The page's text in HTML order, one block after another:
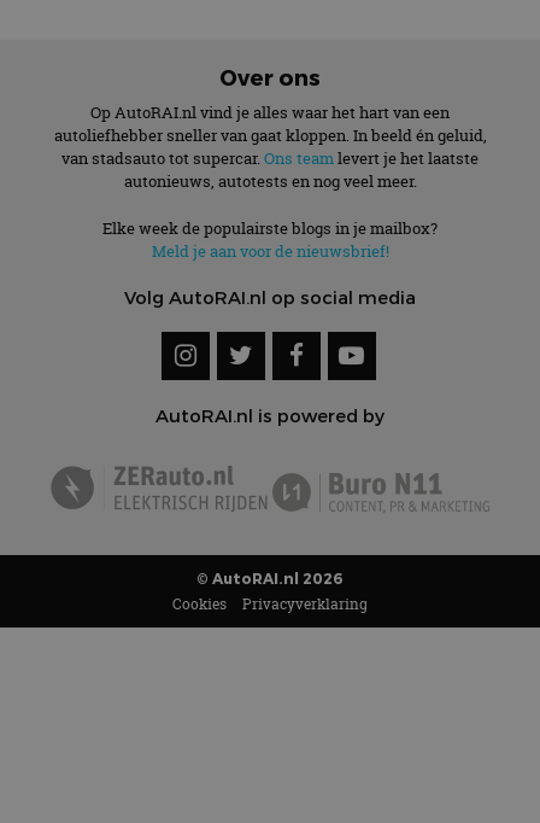
Over ons
Op AutoRAI.nl vind je alles waar het hart van een
autoliefhebber sneller van gaat kloppen. In beeld én geluid,
van stadsauto tot supercar. Ons teamlevert je het laatste
autonieuws, autotests en nog veel meer.
Elke week de populairste blogs in je mailbox?
Meld je aan voor de nieuwsbrief!
Volg AutoRAI.nl op social media
AutoRAI.nl is powered by
© AutoRAI.nl 2026
Cookies Privacyverklaring